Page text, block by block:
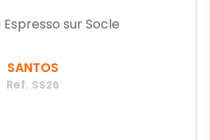
sur Socle
SANTOS
Ref. SS26